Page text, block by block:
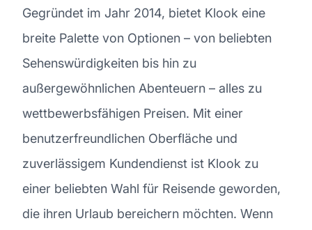
Gegründet im Jahr 2014, bietet Klook eine
breite Palette von Optionen – von beliebten
Sehenswürdigkeiten bis hin zu
außergewöhnlichen Abenteuern – alles zu
wettbewerbsfähigen Preisen. Mit einer
benutzerfreundlichen Oberfläche und
zuverlässigem Kundendienst ist Klook zu
einer beliebten Wahl für Reisende geworden,
die ihren Urlaub bereichern möchten. Wenn